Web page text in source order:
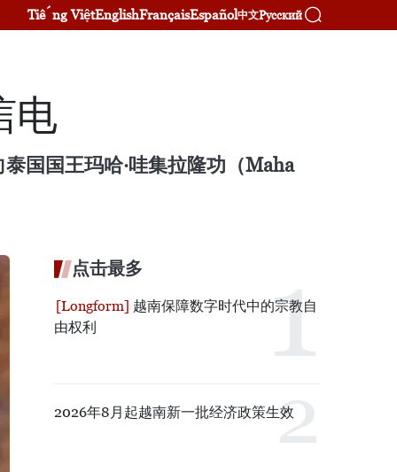
Tiếng ViệtEnglishFrançaisEspañol中文Русский
电
国国王玛哈·哇集拉隆功（Maha
点击最多
越南保障数字时代中的宗教自
由权利
2026年8月起越南新一批经济政策生效